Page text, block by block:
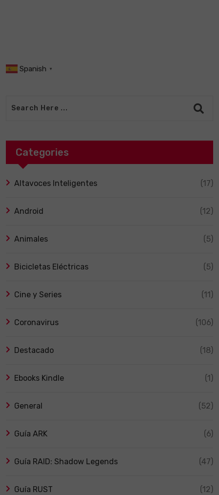
Spanish ▼
Categories
Altavoces Inteligentes (17)
Android (12)
Animales (5)
Bicicletas Eléctricas (5)
Cine y Series (11)
Coronavirus (106)
Destacado (18)
Ebooks Kindle (1)
General (52)
Guía ARK (6)
Guía RAID: Shadow Legends (47)
Guía RUST (12)